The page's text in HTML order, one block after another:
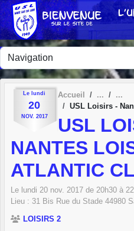
Le lundi
20
NOV. 2017
Accueil
USL Loisirs -
USL
NANTES
ATLANTIC
Le lundi 20 nov. 2017 de 20h30 à
Lieu : 31 Bis Rue du Stade 44980
LOISIRS 2
Panneau de gestion des